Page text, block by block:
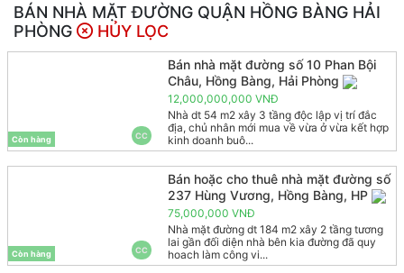
BÁN NHÀ MẶT ĐƯỜNG QUẬN HỒNG BÀNG HẢI
PHÒNG
HỦY LỌC
CC
Còn hàng
Bán nhà mặt đường số 10 Phan Bội
Châu, Hồng Bàng, Hải Phòng
12,000,000,000 VNĐ
Nhà dt 54 m2 xây 3 tầng độc lập vị trí đắc
địa, chủ nhân mới mua về vừa ở vừa kết hợp
kinh doanh buô...
CC
Còn hàng
Bán hoặc cho thuê nhà mặt đường số
237 Hùng Vương, Hồng Bàng, HP
75,000,000 VNĐ
Nhà mặt đường dt 184 m2 xây 2 tầng tương
lai gần đối diện nhà bên kia đường đã quy
hoach làm công vi...